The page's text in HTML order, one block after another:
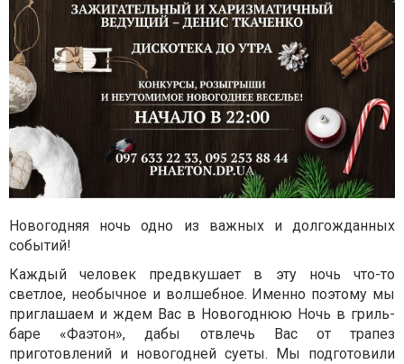
Новогодняя ночь одно из важных и долгожданных
событий!
Каждый человек предвкушает в эту ночь что-то
светлое, необычное и волшебное. Именно поэтому мы
приглашаем и ждем Вас в Новогоднюю Ночь в гриль-
баре «Фаэтон», дабы отвлечь Вас от трапез
приготовлений и новогодней суеты. Мы подготовили